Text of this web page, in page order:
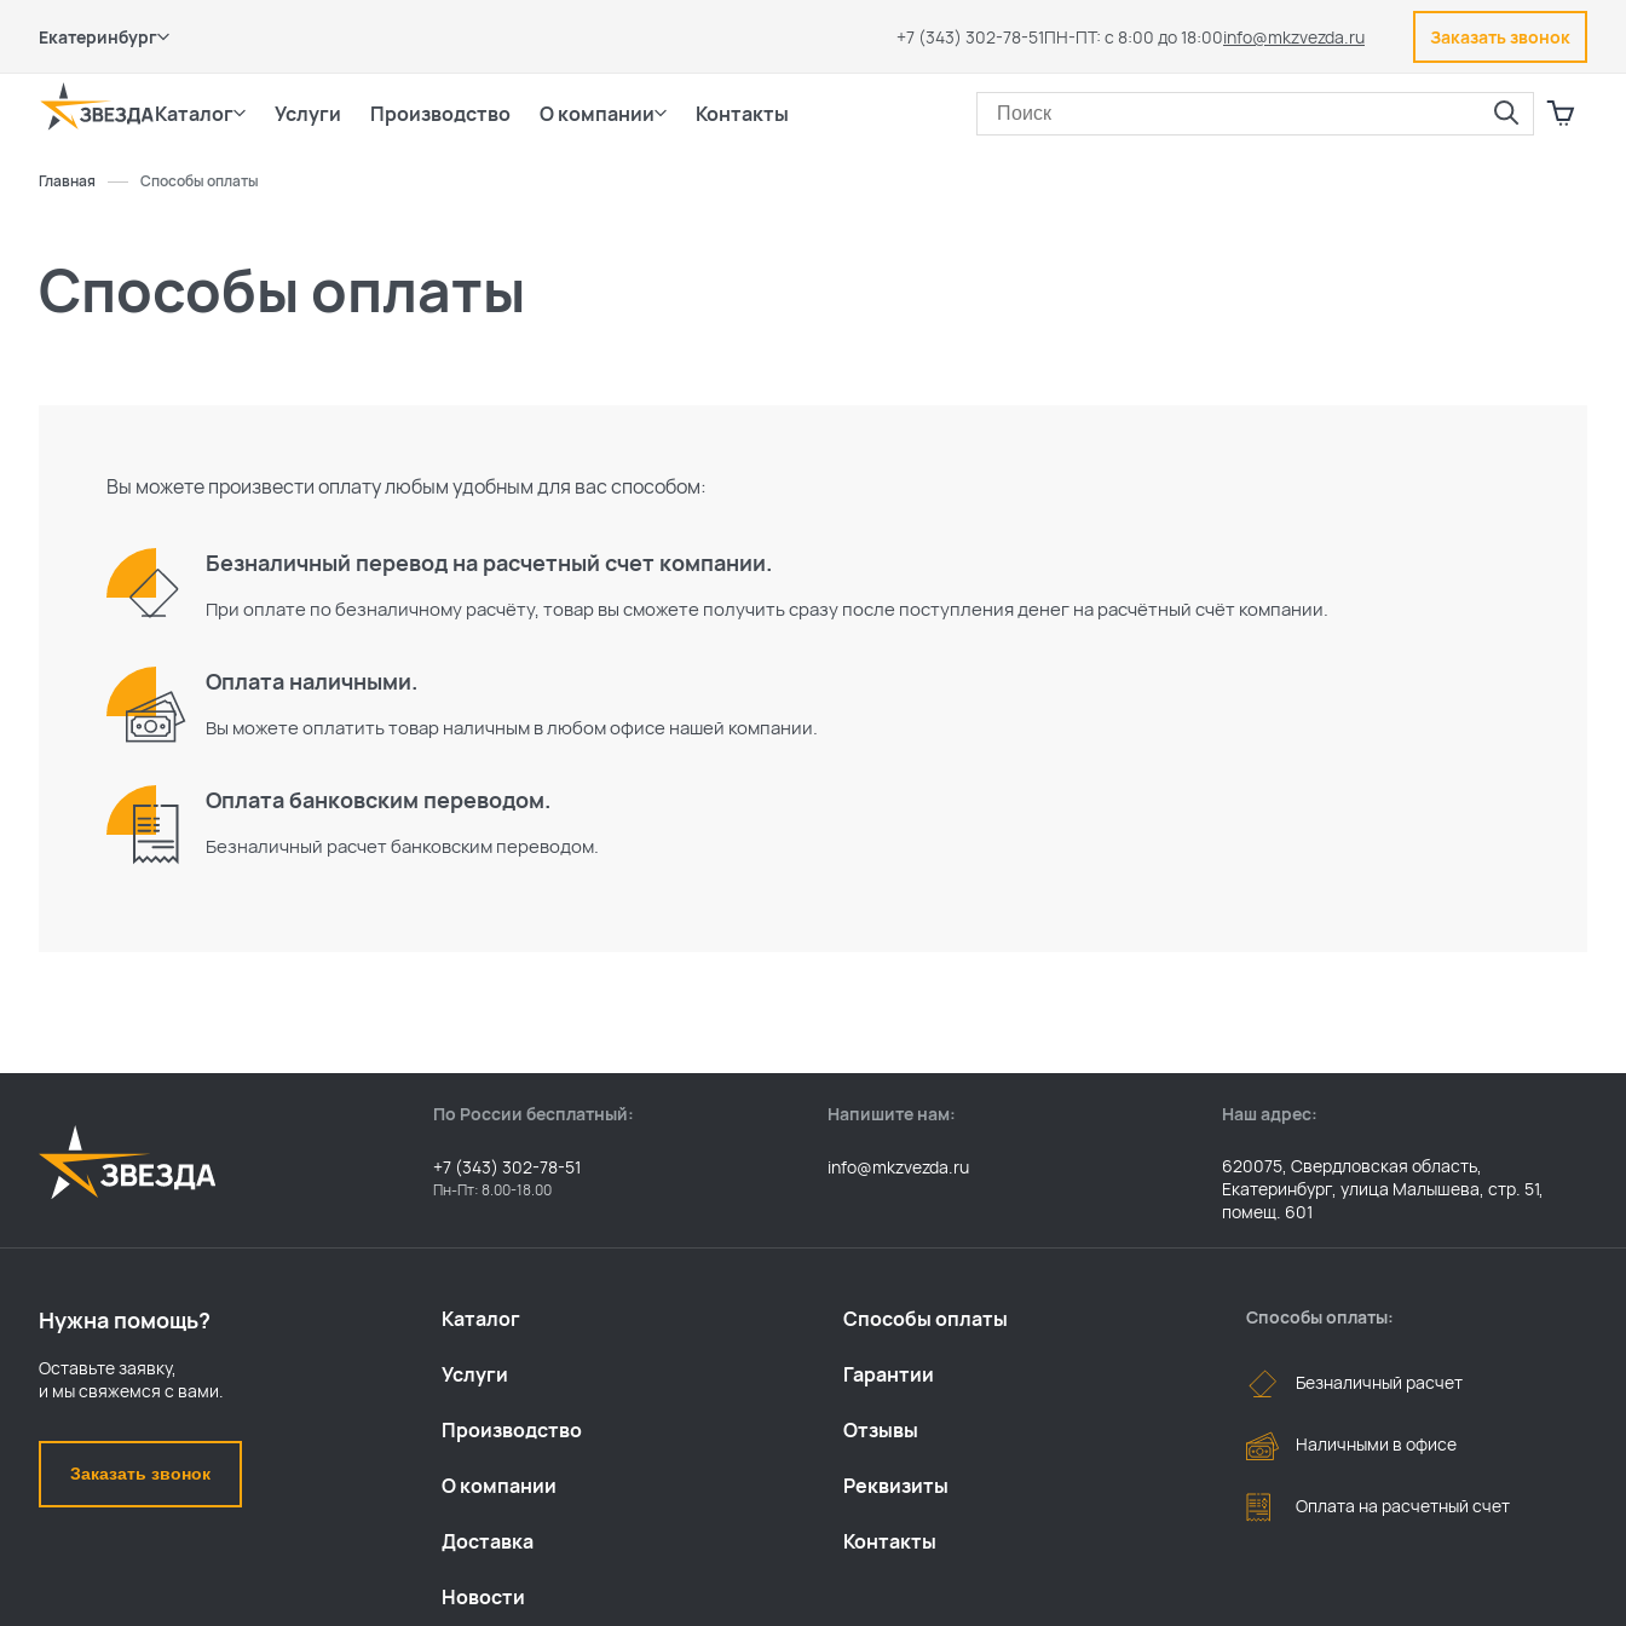
Екатеринбург +7 (343) 302-78-51ПН-ПТ: с 8:00 до 18:00info@mkzvezda.ru Заказать звонок
Каталог Услуги Производство О компании Контакты
Главная Способы оплаты
Способы оплаты
Вы можете произвести оплату любым удобным для вас способом:
Безналичный перевод на расчетный счет компании.
При оплате по безналичному расчёту, товар вы сможете получить сразу после поступления денег на расчётный счёт компании.
Оплата наличными.
Вы можете оплатить товар наличным в любом офисе нашей компании.
Оплата банковским переводом.
Безналичный расчет банковским переводом.
По России бесплатный:
+7 (343) 302-78-51
Пн-Пт: 8.00-18.00
Напишите нам:
info@mkzvezda.ru
Наш адрес:
620075, Свердловская область,
Екатеринбург, улица Малышева, стр. 51,
помещ. 601
Нужна помощь?
Оставьте заявку,
и мы свяжемся с вами.
Заказать звонок
Каталог
Услуги
Производство
О компании
Доставка
Новости
Способы оплаты
Гарантии
Отзывы
Реквизиты
Контакты
Способы оплаты:
Безналичный расчет
Наличными в офисе
Оплата на расчетный счет
Поиск по каталогу